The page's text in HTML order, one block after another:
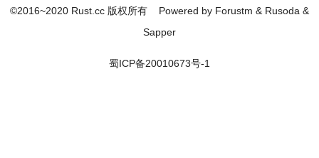
©2016~2020 Rust.cc 版权所有 Powered by Forustm & Rusoda &
Sapper
蜀ICP备20010673号-1